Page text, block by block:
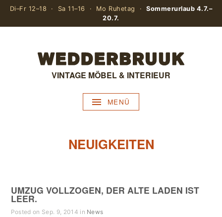
Di–Fr 12–18 · Sa 11–16 · Mo Ruhetag ·Sommerurlaub 4.7.–
20.7.
VINTAGE MÖBEL & INTERIEUR
MENÜ
NEUIGKEITEN
UMZUG VOLLZOGEN, DER ALTE LADEN IST
LEER.
Posted on Sep. 9, 2014 in News